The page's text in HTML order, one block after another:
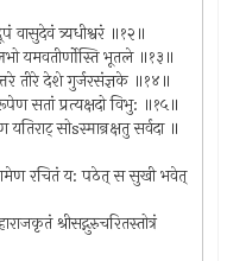
वासुदेवं त्र्यधीश्वरं ॥१२॥
यमवतीर्णोस्ति भूतले ॥१३॥
तीरे देशे गुर्जरसंज्ञके ॥१४॥
सतां प्रत्यक्षदो विभु: ॥१५॥
सोsस्मान्रक्षतु सर्वदा ॥
रचितं य: पठेत् स सुखी भवेत्
श्रीसद्गुरुचरितस्तोत्रं